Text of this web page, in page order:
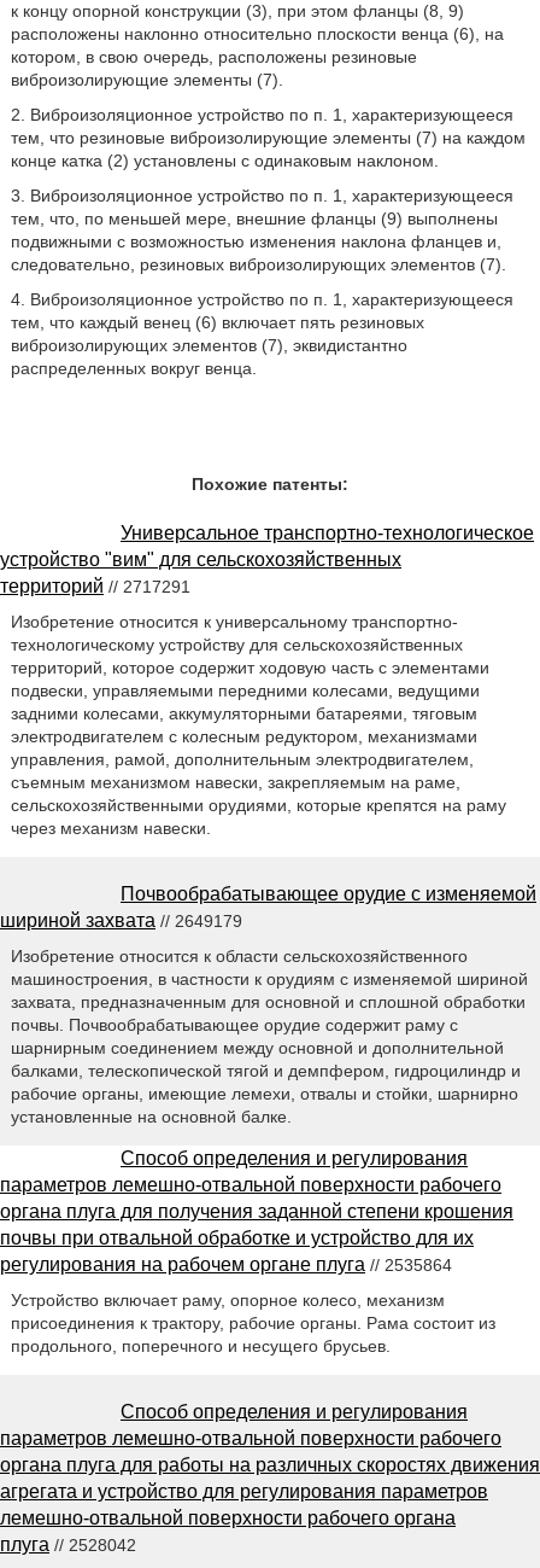
к концу опорной конструкции (3), при этом фланцы (8, 9)
расположены наклонно относительно плоскости венца (6), на
котором, в свою очередь, расположены резиновые
виброизолирующие элементы (7).
2. Виброизоляционное устройство по п. 1, характеризующееся
тем, что резиновые виброизолирующие элементы (7) на каждом
конце катка (2) установлены с одинаковым наклоном.
3. Виброизоляционное устройство по п. 1, характеризующееся
тем, что, по меньшей мере, внешние фланцы (9) выполнены
подвижными с возможностью изменения наклона фланцев и,
следовательно, резиновых виброизолирующих элементов (7).
4. Виброизоляционное устройство по п. 1, характеризующееся
тем, что каждый венец (6) включает пять резиновых
виброизолирующих элементов (7), эквидистантно
распределенных вокруг венца.
Похожие патенты:
Универсальное транспортно-технологическое
устройство "вим" для сельскохозяйственных
территорий // 2717291
Изобретение относится к универсальному транспортно-
технологическому устройству для сельскохозяйственных
территорий, которое содержит ходовую часть с элементами
подвески, управляемыми передними колесами, ведущими
задними колесами, аккумуляторными батареями, тяговым
электродвигателем с колесным редуктором, механизмами
управления, рамой, дополнительным электродвигателем,
съемным механизмом навески, закрепляемым на раме,
сельскохозяйственными орудиями, которые крепятся на раму
через механизм навески.
Почвообрабатывающее орудие с изменяемой
шириной захвата // 2649179
Изобретение относится к области сельскохозяйственного
машиностроения, в частности к орудиям с изменяемой шириной
захвата, предназначенным для основной и сплошной обработки
почвы. Почвообрабатывающее орудие содержит раму с
шарнирным соединением между основной и дополнительной
балками, телескопической тягой и демпфером, гидроцилиндр и
рабочие органы, имеющие лемехи, отвалы и стойки, шарнирно
установленные на основной балке.
Способ определения и регулирования
параметров лемешно-отвальной поверхности рабочего
органа плуга для получения заданной степени крошения
почвы при отвальной обработке и устройство для их
регулирования на рабочем органе плуга // 2535864
Устройство включает раму, опорное колесо, механизм
присоединения к трактору, рабочие органы. Рама состоит из
продольного, поперечного и несущего брусьев.
Способ определения и регулирования
параметров лемешно-отвальной поверхности рабочего
органа плуга для работы на различных скоростях движения
агрегата и устройство для регулирования параметров
лемешно-отвальной поверхности рабочего органа
плуга // 2528042